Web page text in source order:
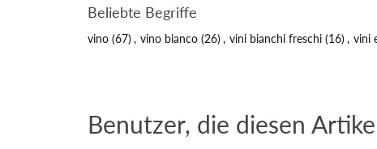
Beliebte Begriffe
vino (67) , vino bianco (26) , vini bianchi freschi (16) , vini
Benutzer, die diesen